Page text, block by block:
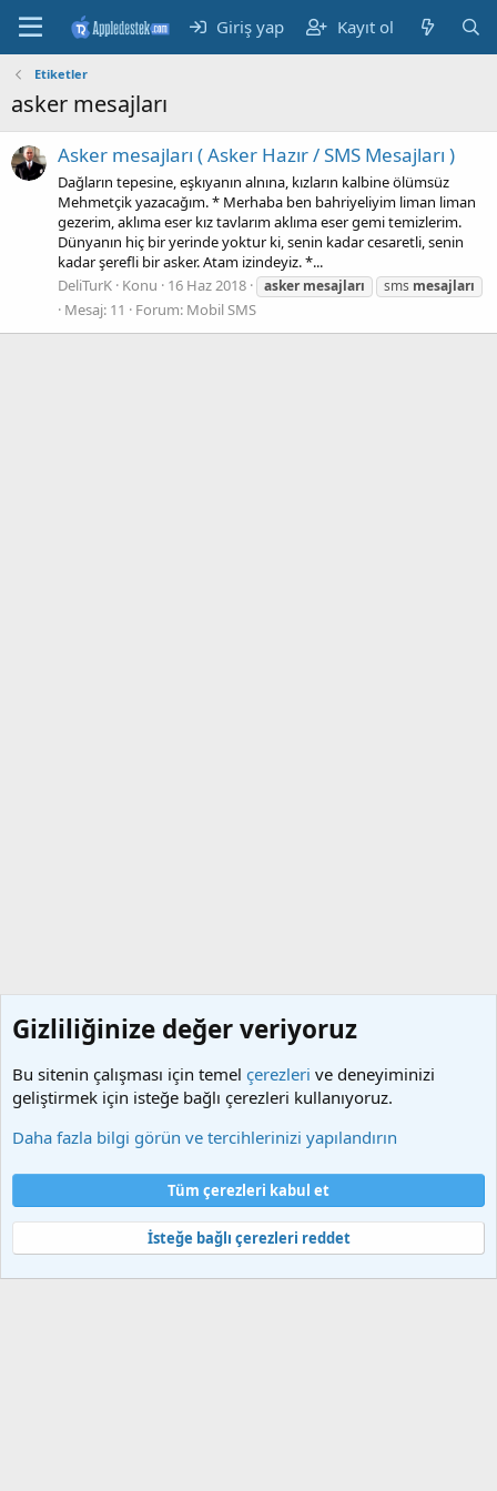
Giriş yap Kayıt ol
Etiketler
asker mesajları
Asker mesajları ( Asker Hazır / SMS Mesajları )
Dağların tepesine, eşkıyanın alnına, kızların kalbine ölümsüz
Mehmetçik yazacağım. * Merhaba ben bahriyeliyim liman liman
gezerim, aklıma eser kız tavlarım aklıma eser gemi temizlerim.
Dünyanın hiç bir yerinde yoktur ki, senin kadar cesaretli, senin
kadar şerefli bir asker. Atam izindeyiz. *...
DeliTurK Konu 16 Haz 2018 asker mesajları sms mesajları
Mesaj: 11 Forum: Mobil SMS
Şartlar ve kurallar
Gizlilik politikası
Yardım
Ana sayfa
S
S
Community platform by XenForo® © 2010-2025 XenForo Ltd.
Gizliliğinize değer veriyoruz
Bu sitenin çalışması için temel çerezleri ve deneyiminizi
geliştirmek için isteğe bağlı çerezleri kullanıyoruz.
Daha fazla bilgi görün ve tercihlerinizi yapılandırın
Tüm çerezleri kabul et
İsteğe bağlı çerezleri reddet